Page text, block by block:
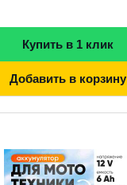
Купить в 1 клик
Добавить в корзину